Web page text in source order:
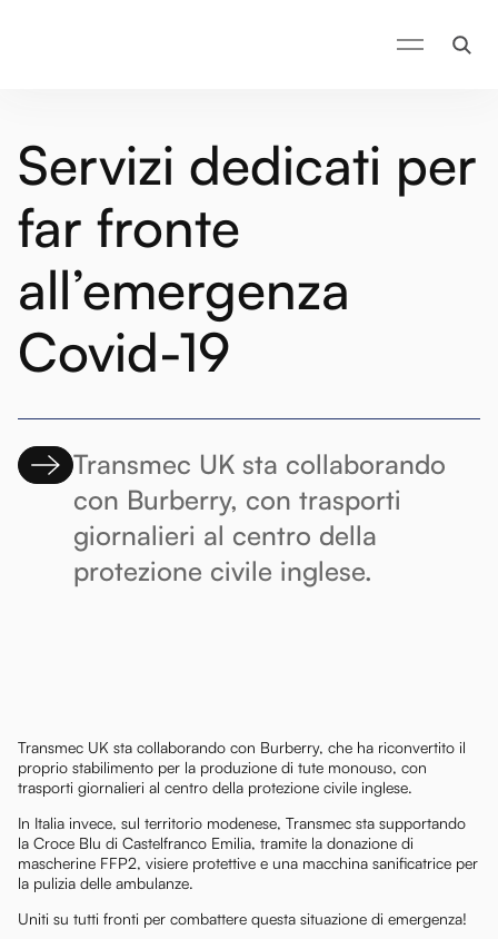
Servizi dedicati per
far fronte
all’emergenza
Covid-19
Transmec UK sta collaborando
con Burberry, con trasporti
giornalieri al centro della
protezione civile inglese.
Transmec UK sta collaborando con Burberry, che ha riconvertito il
proprio stabilimento per la produzione di tute monouso, con
trasporti giornalieri al centro della protezione civile inglese.
In Italia invece, sul territorio modenese, Transmec sta supportando
la Croce Blu di Castelfranco Emilia, tramite la donazione di
mascherine FFP2, visiere protettive e una macchina sanificatrice per
la pulizia delle ambulanze.
Uniti su tutti fronti per combattere questa situazione di emergenza!